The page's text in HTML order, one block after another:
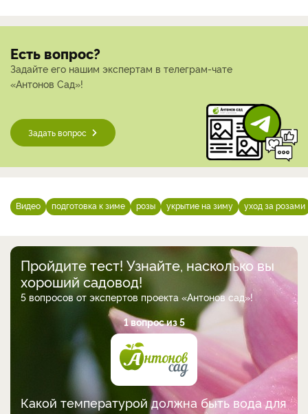
Есть вопрос?
Задайте его нашим экспертам в телеграм-чате
«Антонов Сад»!
Задать вопрос
Видео подготовка к зиме розы укрытие на зиму уход за розами
Пройдите тест! Узнайте, насколько вы
хороший садовод!
5 вопросов от экспертов проекта «Антонов сад»!
1 вопрос из 5
Какой температурой должна быть вода для